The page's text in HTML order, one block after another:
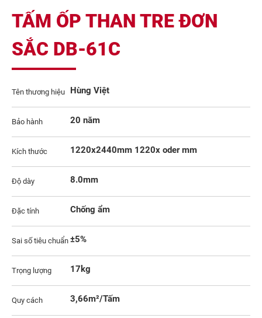
TẤM ỐP THAN TRE ĐƠN
SẮC DB-61C
Tên thương hiệu Hùng Việt
Bảo hành 20 năm
Kích thước 1220x2440mm 1220x oder mm
Độ dày 8.0mm
Đặc tính Chống ẩm
Sai số tiêu chuẩn ±5%
Trọng lượng 17kg
Quy cách 3,66m²/Tấm